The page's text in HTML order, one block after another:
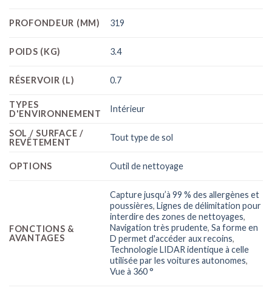
PROFONDEUR (MM) 319
POIDS (KG) 3.4
RÉSERVOIR (L) 0.7
TYPES
D'ENVIRONNEMENT
Intérieur
SOL / SURFACE /
REVÊTEMENT
Tout type de sol
OPTIONS Outil de nettoyage
FONCTIONS &
AVANTAGES
Capture jusqu’à 99 % des allergènes et
poussières,Lignes de délimitation pour
interdire des zones de nettoyages,
Navigation très prudente,Sa forme en
D permet d'accéder aux recoins,
Technologie LIDAR identique à celle
utilisée par les voitures autonomes,
Vue à 360 °